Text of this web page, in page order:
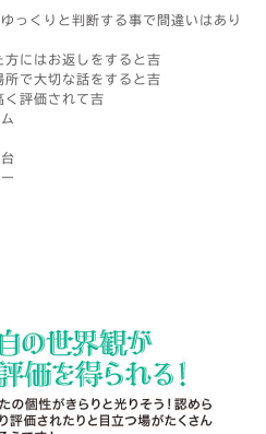
っくりと判断する事で間違いはあり
にはお返しをすると吉
で大切な話をすると吉
評価されて吉